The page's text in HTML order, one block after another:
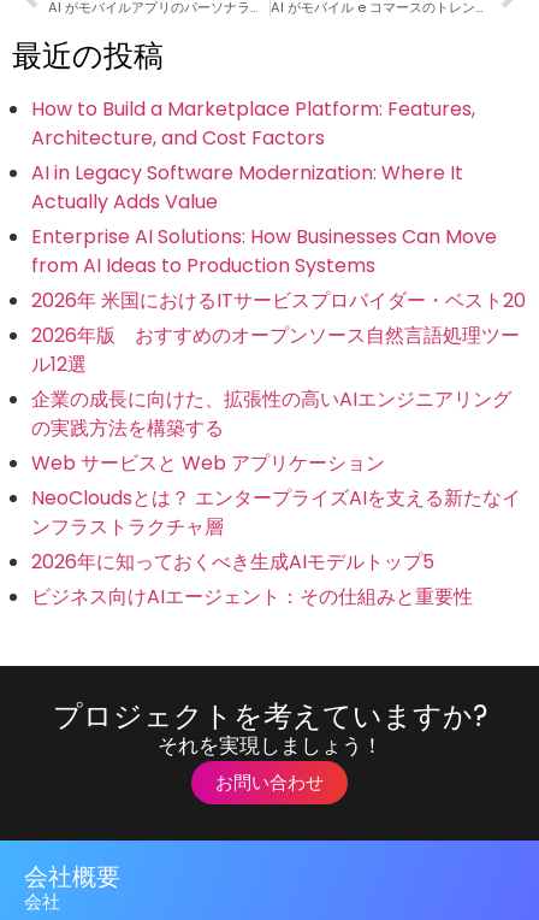
AI がモバイルアプリのパーソナライゼーションをどのように強化したか AI がモバイル e コマースのトレンドに与える影響
最近の投稿
How to Build a Marketplace Platform: Features,
Architecture, and Cost Factors
AI in Legacy Software Modernization: Where It
Actually Adds Value
Enterprise AI Solutions: How Businesses Can Move
from AI Ideas to Production Systems
2026年 米国におけるITサービスプロバイダー・ベスト20
2026年版 おすすめのオープンソース自然言語処理ツー
ル12選
企業の成長に向けた、拡張性の高いAIエンジニアリング
の実践方法を構築する
Web サービスと Web アプリケーション
NeoCloudsとは？ エンタープライズAIを支える新たなイ
ンフラストラクチャ層
2026年に知っておくべき生成AIモデルトップ5
ビジネス向けAIエージェント：その仕組みと重要性
プロジェクトを考えていますか?
それを実現しましょう！
お問い合わせ
会社概要
会社